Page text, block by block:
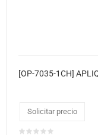
Solicitar precio